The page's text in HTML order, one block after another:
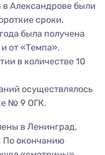
Александрове были
сроки.
была получена
от «Темпа».
в количестве 10
осуществлялось
№ 9 ОГК.
в Ленинград,
По окончанию